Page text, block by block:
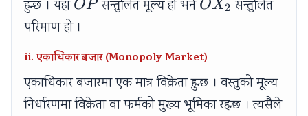
हुन्छ । यहाँOP
OPसन्तुलित मूल्य हो भनेOX_2
OX2 सन्तुलित
परिमाण हो ।
ii. एकाधिकार बजार (Monopoly Market)
एकाधिकार बजारमा एक मात्र विक्रेता हुन्छ । वस्तुको मूल्य
निर्धारणमा विक्रेता वा फर्मको मुख्य भूमिका रहन्छ । त्यसैले